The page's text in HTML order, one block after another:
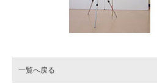
一覧へ戻る